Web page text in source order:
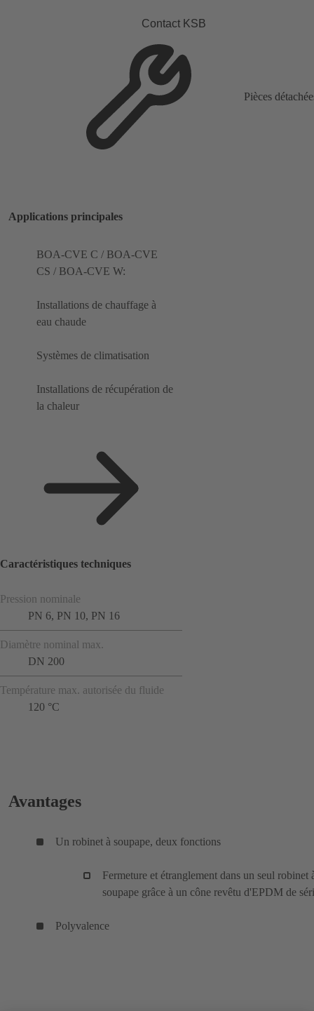
Contact KSB
Pièces
Applications principales
BOA-CVE C / BOA-CVE
CS / BOA-CVE W:
Installations de chauffage à
eau chaude
Systèmes de climatisation
Installations de récupération de
la chaleur
Caractéristiques techniques
Pression nominale
PN 6, PN 10, PN 16
Diamètre nominal max.
DN 200
Température max. autorisée du fluide
120 °C
Avantages
Un robinet à soupape, deux fonctions
Fermeture et étranglement dans un seul robinet
soupape grâce à un cône revêtu d'EPDM de
Polyvalence